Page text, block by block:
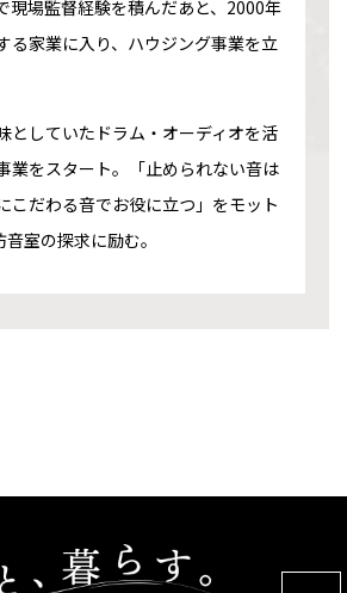
現場監督経験を積んだあと、2000年
る家業に入り、ハウジング事業を立
としていたドラム・オーディオを活
業をスタート。「止められない音は
こだわる音でお役に立つ」をモット
室の探求に励む。